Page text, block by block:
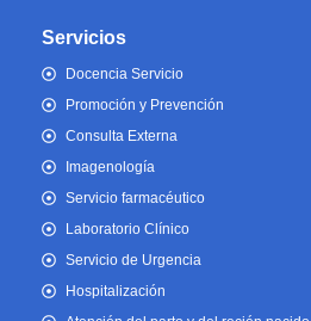
Servicios
Docencia Servicio
Promoción y Prevención
Consulta Externa
Imagenología
Servicio farmacéutico
Laboratorio Clínico
Servicio de Urgencia
Hospitalización